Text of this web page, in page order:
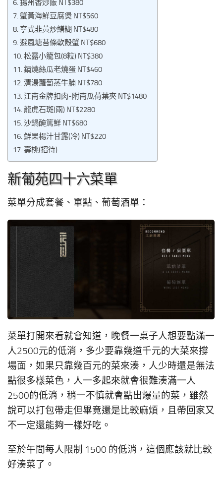
揚州香炒飯 NT$380
蟹黃海鮮豆腐煲 NT$560
寧式韭黃炒鱔糊 NT$480
避風塘苔條軟殼蟹 NT$680
松露小籠包(8粒) NT$380
鍋燒絲瓜老燒蛋 NT$460
清湯蘿蔔蒸牛腩 NT$780
江南金牌扣肉-附南瓜荷葉夾 NT$1480
龍虎石斑(兩) NT$2280
沙鍋醃篤鮮 NT$680
鮮果楊汁甘露(冷) NT$220
壽桃(招待)
新葡苑四十六菜單
菜單分成套餐、單點、葡萄酒單：
菜單打開來看就會知道，晚餐一桌子人想要點滿一
人2500元的低消，多少要靠幾道千元的大菜來撐
場面，如果只靠幾百元的菜來湊，人少時還是無法
點很多樣菜色，人一多起來就會很難湊滿一人
2500的低消，稍一不慎就會點出爆量的菜，雖然
說可以打包帶走但畢竟還是比較麻煩，且帶回家又
不一定還能夠一樣好吃。
至於午間每人限制 1500 的低消，這個應該就比較
好湊菜了。